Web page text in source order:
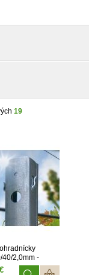
19
40/2,0mm -